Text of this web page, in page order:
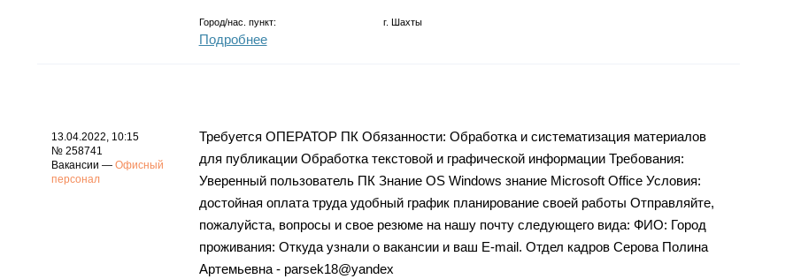
Город/нас. пункт: г. Шахты
Подробнее
13.04.2022, 10:15
№ 258741
Вакансии — Офисный
персонал
Требуется ОПЕРАТОР ПК Обязанности: Обработка и систематизация материалов
для публикации Обработка текстовой и графической информации Требования:
Уверенный пользователь ПК Знание OS Windows знание Microsoft Office Условия:
достойная оплата труда удобный график планирование своей работы Отправляйте,
пожалуйста, вопросы и свое резюме на нашу почту следующего вида: ФИО: Город
проживания: Откуда узнали о вакансии и ваш E-mail. Отдел кадров Серова Полина
Артемьевна - parsek18@yandex